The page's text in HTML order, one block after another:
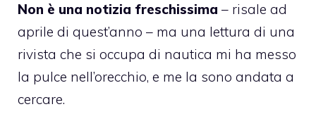
Non è una notizia freschissima – risale ad
aprile di quest’anno – ma una lettura di una
rivista che si occupa di nautica mi ha messo
la pulce nell’orecchio, e me la sono andata a
cercare.